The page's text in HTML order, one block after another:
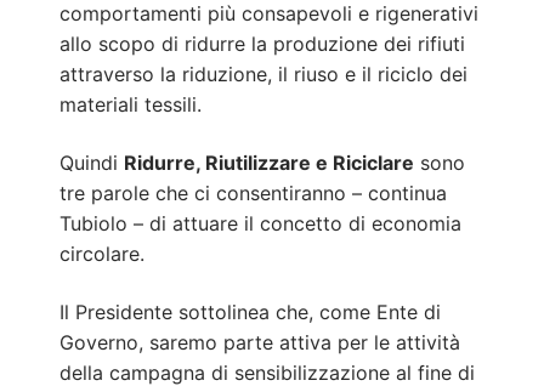
comportamenti più consapevoli e rigenerativi
allo scopo di ridurre la produzione dei rifiuti
attraverso la riduzione, il riuso e il riciclo dei
materiali tessili.
Quindi Ridurre, Riutilizzare e Riciclare sono
tre parole che ci consentiranno – continua
Tubiolo – di attuare il concetto di economia
circolare.
Il Presidente sottolinea che, come Ente di
Governo, saremo parte attiva per le attività
della campagna di sensibilizzazione al fine di